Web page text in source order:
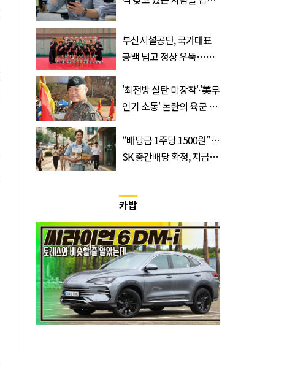
부산시설공단, 국가대표
공백 넘고 정상 우뚝…디
'최전방 실탄 미장착'·'美무
인기 소동' 논란의 육군 1
“배당금 1주당 1500원”…
SK 중간배당 확정, 지급일
카밥